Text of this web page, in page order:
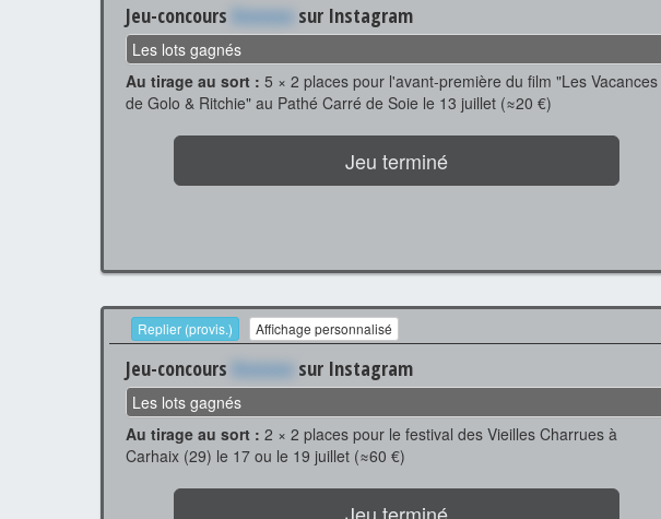
Jeu-concours Xxxxxxx sur Instagram
Les lots gagnés
Au tirage au sort : 5 × 2 places pour l'avant-première du film "Les Vacances
de Golo & Ritchie" au Pathé Carré de Soie le 13 juillet (≈20 €)
Jeu terminé
Replier (provis.) Affichage personnalisé
Jeu-concours Xxxxxxx sur Instagram
Les lots gagnés
Au tirage au sort : 2 × 2 places pour le festival des Vieilles Charrues à
Carhaix (29) le 17 ou le 19 juillet (≈60 €)